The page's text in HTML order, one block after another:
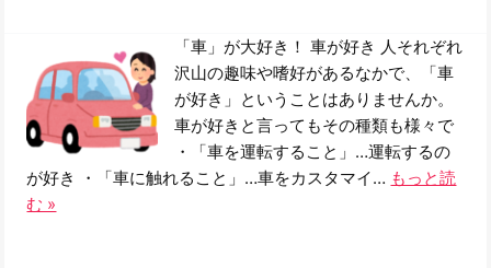
「車」が大好き！ 車が好き 人それぞれ
沢山の趣味や嗜好があるなかで、「車
が好き」ということはありませんか。
車が好きと言ってもその種類も様々で
・「車を運転すること」…運転するの
が好き ・「車に触れること」…車をカスタマイ… もっと読
む »